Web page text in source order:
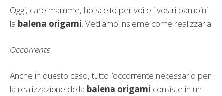
Oggi, care mamme, ho scelto per voi e i vostri bambini
la balena origami. Vediamo insieme come realizzarla
Occorrente
Anche in questo caso, tutto l’occorrente necessario per
la realizzazione della balena origami consiste in un